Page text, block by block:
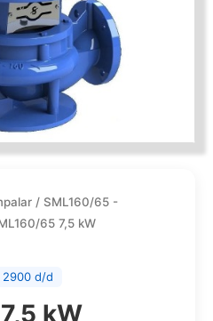
/ SML160/65 -
65 7,5 kW
2900 d/d
kW